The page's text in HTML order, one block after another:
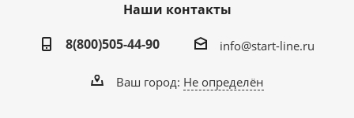
Наши контакты
8(800)505-44-90
info@start-line.ru
Ваш город: Не определён